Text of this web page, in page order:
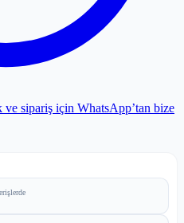
ve sipariş için WhatsApp’tan bize